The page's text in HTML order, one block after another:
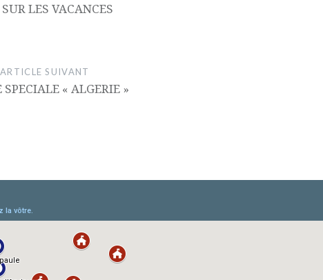
LES VACANCES
ARTICLE SUIVANT
SPECIALE « ALGERIE »